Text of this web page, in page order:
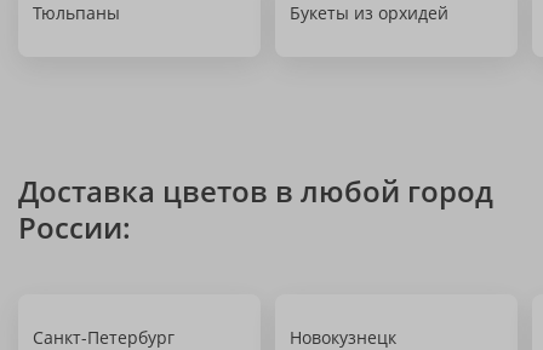
Тюльпаны Букеты из орхидей
Доставка цветов в любой город
России:
Санкт-Петербург Новокузнецк